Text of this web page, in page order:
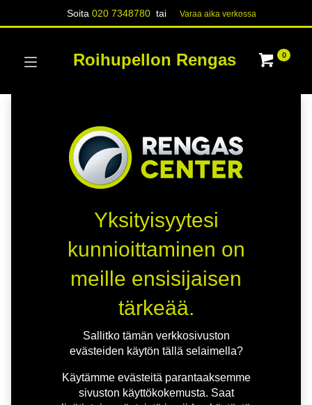
Soita020 7348780 tai Varaa aika verk​​​​ossa
Roihupellon Rengas 0
Yksityisyytesi
kunnioittaminen on
meille ensisijaisen
tärkeää.
Sallitko tämän verkkosivuston
evästeiden käytön tällä selaimella?
Käytämme evästeitä parantaaksemme
sivuston käyttökokemusta. Saat